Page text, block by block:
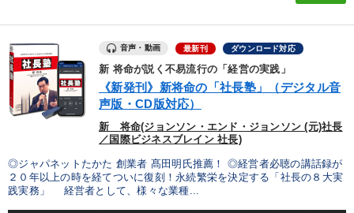
音声・動画 最新刊 ダウンロード対応
新 将命が説く不易流行の「経営の実践」
《新発刊》新将命の「社長塾」（デジタル音
声版・CD版対応）
新 将命(ジョンソン・エンド・ジョンソン (元)社長
／国際ビジネスブレイン 社長)
◎ジャパネットたかた 創業者 髙田明氏推薦！ ◎経営者必聴の講話録が
２０年以上の時を経てついに復刻！永続繁栄を決定する「社長の８大実
践実務」 経営者として、様々な業種...